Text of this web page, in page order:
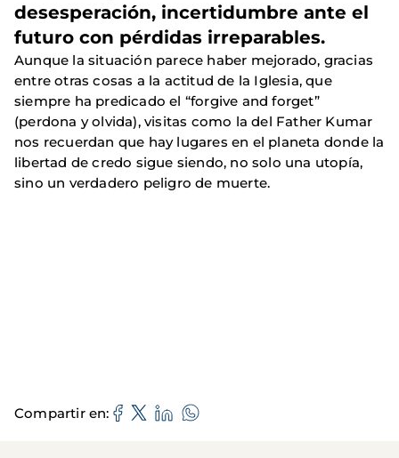
desesperación, incertidumbre ante el
futuro con pérdidas irreparables.
Aunque la situación parece haber mejorado, gracias
entre otras cosas a la actitud de la Iglesia, que
siempre ha predicado el “forgive and forget”
(perdona y olvida), visitas como la del Father Kumar
nos recuerdan que hay lugares en el planeta donde la
libertad de credo sigue siendo, no solo una utopía,
sino un verdadero peligro de muerte.
Compartir en